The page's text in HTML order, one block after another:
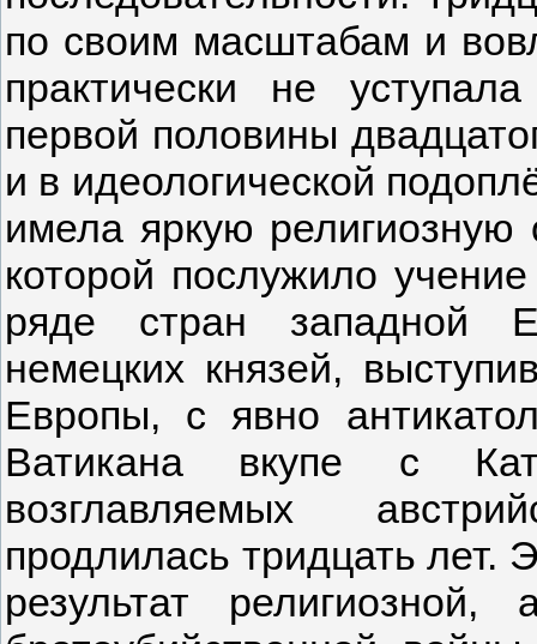
по своим масштабам и
практически не
первой половины
и в идеологической
имела яркую религиозную
которой послужило
ряде стран западной
немецких князей,
Европы, с явно
Ватикана вкупе с
возглавляемых
продлилась тридцать лет.
результат